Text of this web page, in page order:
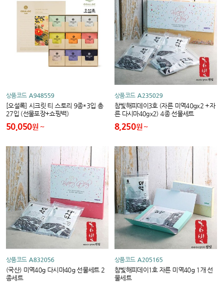
상품코드 A948559
[오설록] 시크릿 티 스토리 9종*3입 총
27입 (선물포장+쇼핑백)
50,050원
상품코드 A235029
참빛해피데이3호 (자른 미역40gx2 +자
른 다시마40gx2) 4종 선물세트
8,250원
상품코드 A832056
(국산) 미역40g 다시마40g 선물세트 2
종세트
상품코드 A205165
참빛해피데이1호 자른 미역40g 1개 선
물세트